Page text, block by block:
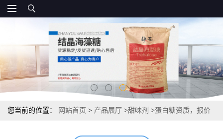
您当前的位置： 网站首页 > 产品展厅 >甜味剂 >蛋白糖资质，报价